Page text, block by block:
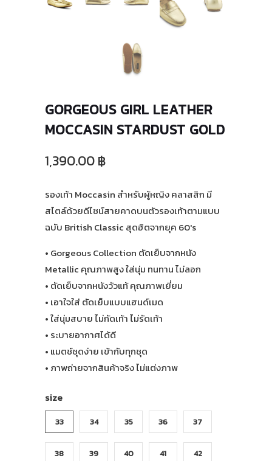
GORGEOUS GIRL LEATHER
MOCCASIN STARDUST GOLD
1,390.00 ฿
รองเท้า Moccasin สำหรับผู้หญิง คลาสสิก มี
สไตล์ด้วยดีไซน์สายคาดบนตัวรองเท้าตามแบบ
ฉบับ British Classic สุดฮิตจากยุค 60's
• Gorgeous Collection ตัดเย็บจากหนัง
Metallic คุณภาพสูง ใส่นุ่ม ทนทาน ไม่ลอก
• ตัดเย็บจากหนังวัวแท้ คุณภาพเยี่ยม
• เอาใจใส่ ตัดเย็บแบบแฮนด์เมด
• ใส่นุ่มสบาย ไม่กัดเท้า ไม่รัดเท้า
• ระบายอากาศได้ดี
• แมตช์ชุดง่าย เข้ากับทุกชุด
• ภาพถ่ายจากสินค้าจริง ไม่แต่งภาพ
size
33 34 35 36 37
38 39 40 41 42